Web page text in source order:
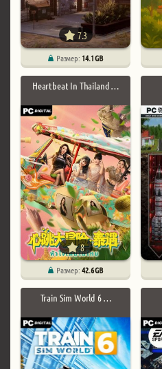
7.3
Размер: 14.1 GB
Heartbeat In Thailand …
8
Размер:42.6 GB
Train Sim World 6 …